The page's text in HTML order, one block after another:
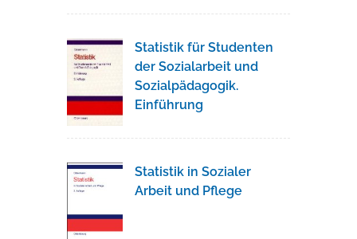
Statistik für Studenten
der Sozialarbeit und
Sozialpädagogik.
Einführung
Statistik in Sozialer
Arbeit und Pflege